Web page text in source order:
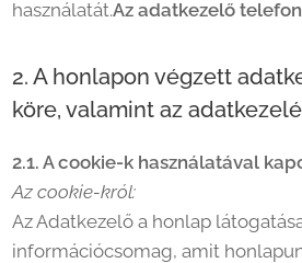
használatát.Az adatkezelő
2. A honlapon végzett
köre, valamint az
2.1. A cookie-k használatával
Az cookie-król:
Az Adatkezelő a honlap
információcsomag, amit